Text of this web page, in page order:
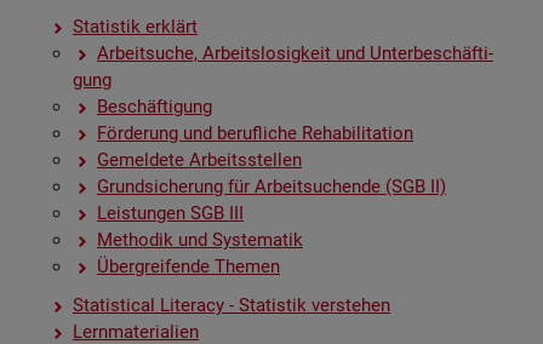
Sta­tis­tik er­klärt
Ar­beit­su­che, Ar­beits­lo­sig­keit und Un­ter­be­schäf­ti­
gung
Be­schäf­ti­gung
För­de­rung und be­ruf­li­che Re­ha­bi­li­ta­ti­on
Ge­mel­de­te Ar­beits­stel­len
Grund­si­che­rung für Ar­beit­su­chen­de (SGB II)
Leis­tun­gen SGB III
Me­tho­dik und Sys­te­ma­tik
Über­grei­fen­de The­men
Sta­ti­s­ti­cal Li­te­r­acy - Sta­tis­tik ver­ste­hen
Lern­ma­te­ria­li­en